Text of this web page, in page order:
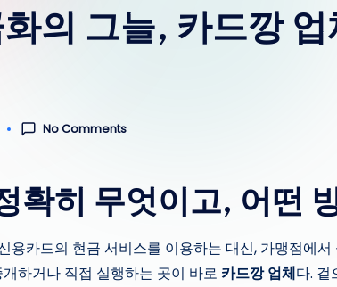
의 그늘, 카드깡
No Comments
확히 무엇이고, 어떤
용카드의 현금 서비스를 이용하는 대신, 가맹점에
하거나 직접 실행하는 곳이 바로 카드깡 업체다. 겉